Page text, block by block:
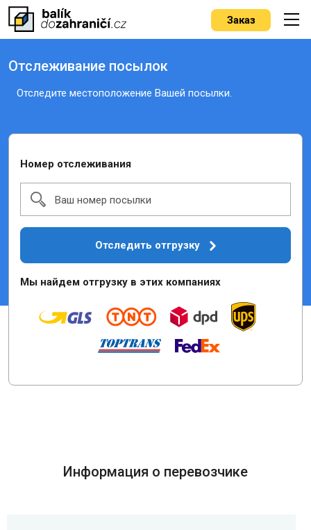
Заказ
Отслеживание посылок
Отследите местоположение Вашей посылки.
Номер отслеживания
Ваш номер посылки
Отследить отгрузку
Мы найдем отгрузку в этих компаниях
Информация о перевозчике